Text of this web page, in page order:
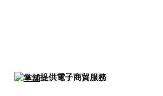
提供電子商貿服務